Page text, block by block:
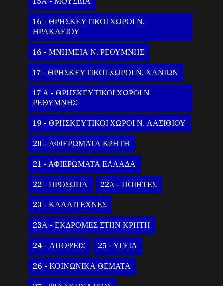
16 - ΘΡΗΣΚΕΥΤΙΚΟΙ ΧΩΡΟΙ Ν.
ΗΡΑΚΛΕΙΟΥ
16 - ΜΝΗΜΕΙΑ Ν. ΡΕΘΥΜΝΗΣ
17 - ΘΡΗΣΚΕΥΤΙΚΟΙ ΧΩΡΟΙ Ν. ΧΑΝΙΩΝ
17 Α - ΘΡΗΣΚΕΥΤΙΚΟΙ ΧΩΡΟΙ Ν.
ΡΕΘΥΜΝΗΣ
19 - ΘΡΗΣΚΕΥΤΙΚΟΙ ΧΩΡΟΙ Ν. ΛΑΣΙΘΙΟΥ
20 - ΑΦΙΕΡΩΜΑΤΑ ΚΡΗΤΗ
21 - ΑΦΙΕΡΩΜΑΤΑ ΕΛΛΑΔΑ
22 - ΠΡΟΣΩΠΑ 22Α - ΠΟΙΗΤΕΣ
23 - ΚΑΛΛΙΤΕΧΝΕΣ
23Α - ΕΚΔΡΟΜΕΣ ΣΤΗΝ ΚΡΗΤΗ
24 - ΑΠΟΨΕΙΣ 25 - ΥΓΕΙΑ
26 - ΚΟΙΝΩΝΙΚΑ ΘΕΜΑΤΑ